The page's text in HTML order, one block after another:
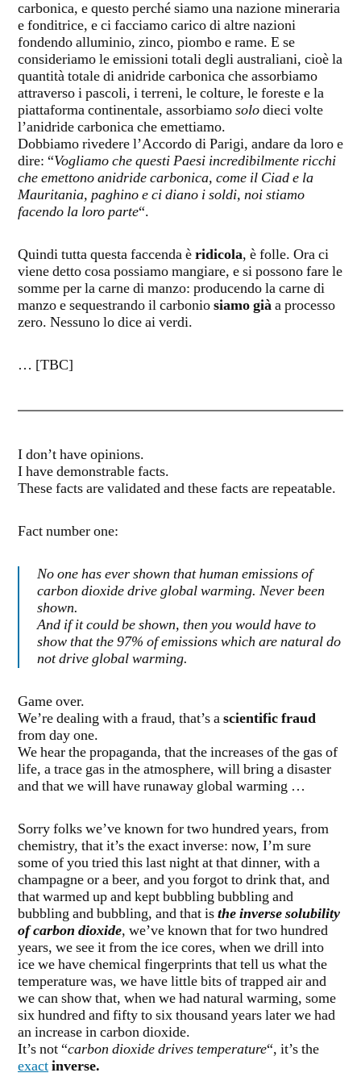
carbonica, e questo perché siamo una nazione mineraria
e fonditrice, e ci facciamo carico di altre nazioni
fondendo alluminio, zinco, piombo e rame. E se
consideriamo le emissioni totali degli australiani, cioè la
quantità totale di anidride carbonica che assorbiamo
attraverso i pascoli, i terreni, le colture, le foreste e la
piattaforma continentale, assorbiamosolodieci volte
l’anidride carbonica che emettiamo.
Dobbiamo rivedere l’Accordo di Parigi, andare da loro e
dire: “Vogliamo che questi Paesi incredibilmente ricchi
che emettono anidride carbonica, come il Ciad e la
Mauritania, paghino e ci diano i soldi, noi stiamo
facendo la loro parte“.
Quindi tutta questa faccenda èridicola, è folle. Ora ci
viene detto cosa possiamo mangiare, e si possono fare le
somme per la carne di manzo: producendo la carne di
manzo e sequestrando il carboniosiamo giàa processo
zero. Nessuno lo dice ai verdi.
… [TBC]
I don’t have opinions.
I have demonstrable facts.
These facts are validated and these facts are repeatable.
Fact number one:
No one has ever shown that human emissions of
carbon dioxide drive global warming. Never been
shown.
And if it could be shown, then you would have to
show that the 97% of emissions which are natural do
not drive global warming.
Game over.
We’re dealing with a fraud, that’s ascientific fraud
from day one.
We hear the propaganda, that the increases of the gas of
life, a trace gas in the atmosphere, will bring a disaster
and that we will have runaway global warming …
Sorry folks we’ve known for two hundred years, from
chemistry, that it’s the exact inverse: now, I’m sure
some of you tried this last night at that dinner, with a
champagne or a beer, and you forgot to drink that, and
that warmed up and kept bubbling bubbling and
bubbling and bubbling, and that isthe inversesolubility
of carbon dioxide, we’ve known that for two hundred
years, we see it from the ice cores, when we drill into
ice we have chemical fingerprints that tell us what the
temperature was, we have little bits of trapped air and
we can show that, when we had natural warming, some
six hundred and fifty to six thousand years later we had
an increase in carbon dioxide.
It’s not “carbon dioxide drives temperature“, it’s the
exactinverse.